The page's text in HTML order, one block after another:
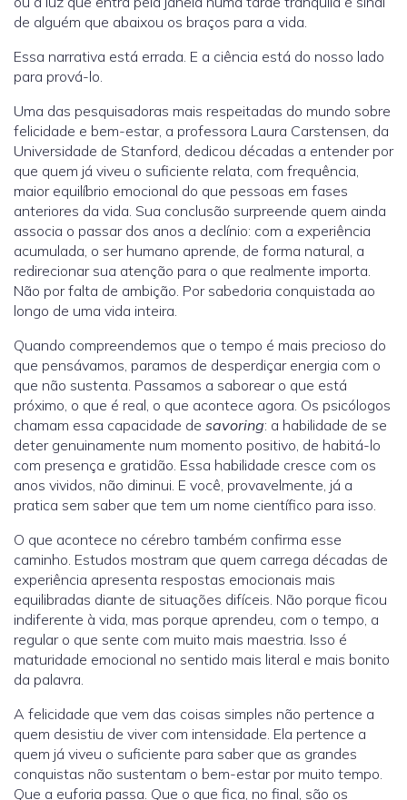
de alguém que abaixou os braços para a vida.
Essa narrativa está errada. E a ciência está do nosso lado
para prová-lo.
Uma das pesquisadoras mais respeitadas do mundo sobre
felicidade e bem-estar, a professora Laura Carstensen, da
Universidade de Stanford, dedicou décadas a entender por
que quem já viveu o suficiente relata, com frequência,
maior equilíbrio emocional do que pessoas em fases
anteriores da vida. Sua conclusão surpreende quem ainda
associa o passar dos anos a declínio: com a experiência
acumulada, o ser humano aprende, de forma natural, a
redirecionar sua atenção para o que realmente importa.
Não por falta de ambição. Por sabedoria conquistada ao
longo de uma vida inteira.
Quando compreendemos que o tempo é mais precioso do
que pensávamos, paramos de desperdiçar energia com o
que não sustenta. Passamos a saborear o que está
próximo, o que é real, o que acontece agora. Os psicólogos
chamam essa capacidade de savoring: a habilidade de se
deter genuinamente num momento positivo, de habitá-lo
com presença e gratidão. Essa habilidade cresce com os
anos vividos, não diminui. E você, provavelmente, já a
pratica sem saber que tem um nome científico para isso.
O que acontece no cérebro também confirma esse
caminho. Estudos mostram que quem carrega décadas de
experiência apresenta respostas emocionais mais
equilibradas diante de situações difíceis. Não porque ficou
indiferente à vida, mas porque aprendeu, com o tempo, a
regular o que sente com muito mais maestria. Isso é
maturidade emocional no sentido mais literal e mais bonito
da palavra.
A felicidade que vem das coisas simples não pertence a
quem desistiu de viver com intensidade. Ela pertence a
quem já viveu o suficiente para saber que as grandes
conquistas não sustentam o bem-estar por muito tempo.
Que a euforia passa. Que o que fica, no final, são os